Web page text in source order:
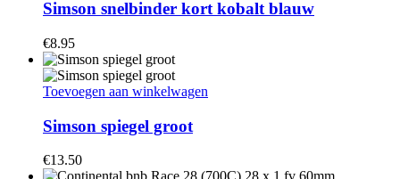
Simson snelbinder kort kobalt blauw
€8.95
Toevoegen aan winkelwagen
Simson spiegel groot
€13.50